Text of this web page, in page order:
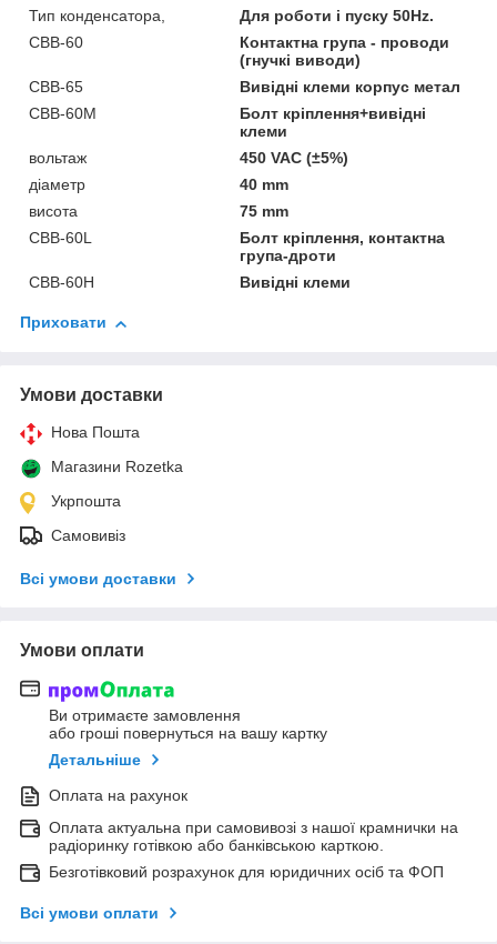
Тип конденсатора,
Для роботи і пуску 50Hz.
CBB-60
Контактна група - проводи
(гнучкі виводи)
CBB-65
Вивідні клеми корпус метал
CBB-60М
Болт кріплення+вивідні
клеми
вольтаж
450 VAC (±5%)
діаметр
40 mm
висота
75 mm
CBB-60L
Болт кріплення, контактна
група-дроти
CBB-60H
Вивідні клеми
Приховати
Умови доставки
Нова Пошта
Магазини Rozetka
Укрпошта
Самовивіз
Всі умови доставки
Умови оплати
Ви отримаєте замовлення
або гроші повернуться на вашу картку
Детальніше
Оплата на рахунок
Оплата актуальна при самовивозі з нашої крамнички на
радіоринку готівкою або банківською карткою.
Безготівковий розрахунок для юридичних осіб та ФОП
Всі умови оплати